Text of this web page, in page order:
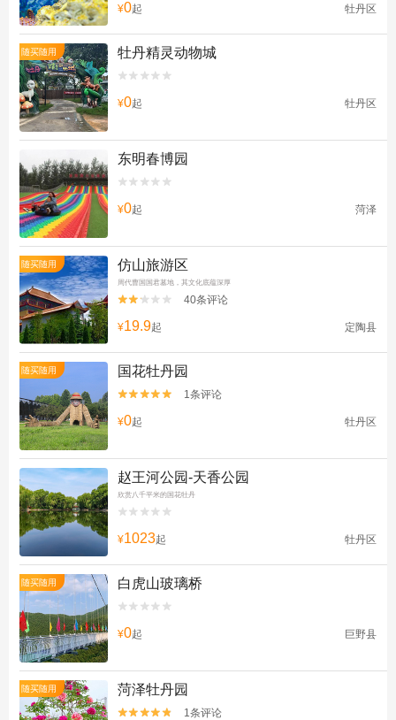
¥0起 牡丹区
随买随用 牡丹精灵动物城


¥0起 牡丹区
东明春博园


¥0起 菏泽
随买随用 仿山旅游区
周代曹国国君墓地，其文化底蕴深厚

 40条评论
¥19.9起 定陶县
随买随用 国花牡丹园

 1条评论
¥0起 牡丹区
赵王河公园-天香公园
欣赏八千平米的国花牡丹


¥1023起 牡丹区
随买随用 白虎山玻璃桥


¥0起 巨野县
随买随用 菏泽牡丹园

 1条评论